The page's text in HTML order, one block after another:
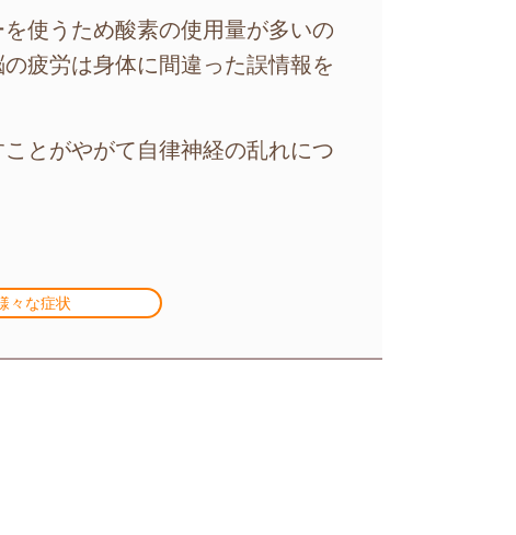
使うため酸素の使用量が多いの
疲労は身体に間違った誤情報を
とがやがて自律神経の乱れにつ
々な症状